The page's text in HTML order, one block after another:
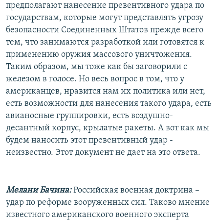
предполагают нанесение превентивного удара по
государствам, которые могут представлять угрозу
безопасности Соединенных Штатов прежде всего
тем, что занимаются разработкой или готовятся к
применению оружия массового уничтожения.
Таким образом, мы тоже как бы заговорили с
железом в голосе. Но весь вопрос в том, что у
американцев, нравится нам их политика или нет,
есть возможности для нанесения такого удара, есть
авианосные группировки, есть воздушно-
десантный корпус, крылатые ракеты. А вот как мы
будем наносить этот превентивный удар -
неизвестно. Этот документ не дает на это ответа.
Мелани Бачина:Российская военная доктрина –
удар по реформе вооруженных сил. Таково мнение
известного американского военного эксперта